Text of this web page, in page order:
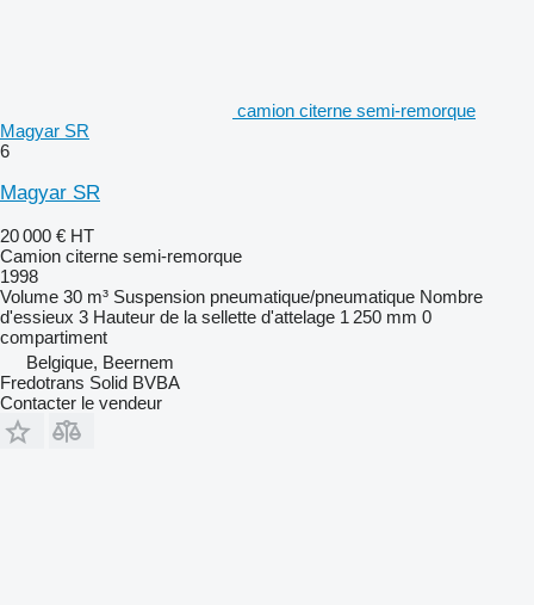
camion citerne semi-remorque
Magyar SR
6
Magyar SR
20 000 € HT
Camion citerne semi-remorque
1998
Volume 30 m³ Suspension pneumatique/pneumatique Nombre
d'essieux 3 Hauteur de la sellette d'attelage 1 250 mm 0
compartiment
Belgique, Beernem
Fredotrans Solid BVBA
Contacter le vendeur